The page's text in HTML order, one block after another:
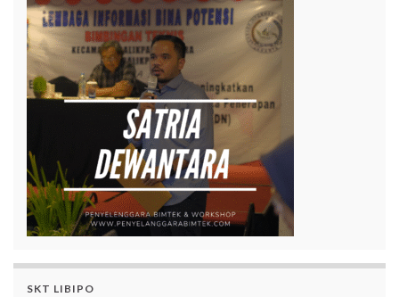
SKT LIBIPO